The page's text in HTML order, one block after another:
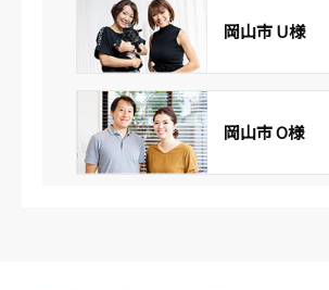
岡山市 U様
岡山市 O様